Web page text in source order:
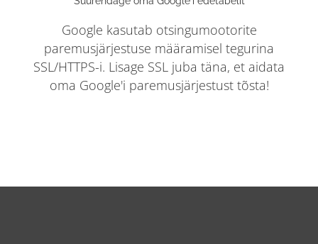
Google kasutab otsingumootorite
paremusjärjestuse määramisel tegurina
SSL/HTTPS-i. Lisage SSL juba täna, et aidata
oma Google'i paremusjärjestust tõsta!